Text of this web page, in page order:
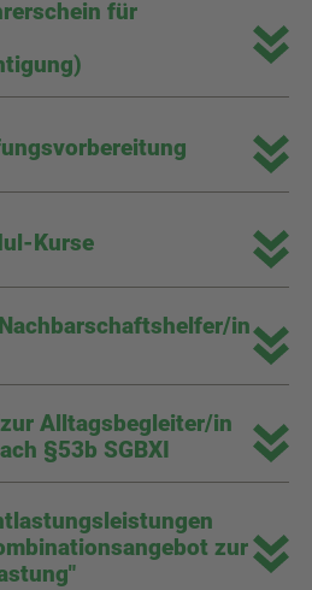
für
Kurse
in
Alltagsbegleiter/in
§53b SGBXI
zur